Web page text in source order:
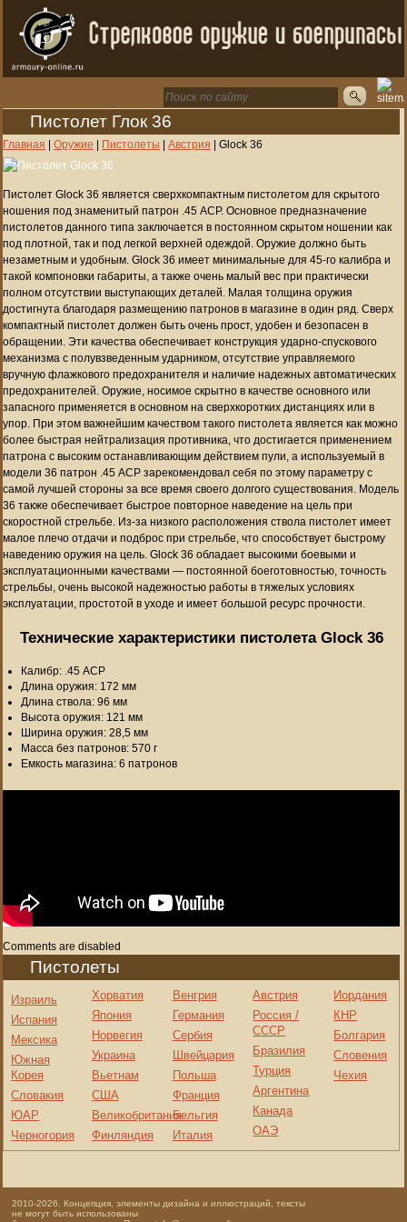
Пистолет Глок 36
Главная | Оружие | Пистолеты | Австрия | Glock 36
Пистолет Glock 36 является сверхкомпактным пистолетом для скрытого
ношения под знаменитый патрон .45 ACP. Основное предназначение
пистолетов данного типа заключается в постоянном скрытом ношении как
под плотной, так и под легкой верхней одеждой. Оружие должно быть
незаметным и удобным. Glock 36 имеет минимальные для 45-го калибра и
такой компоновки габариты, а также очень малый вес при практически
полном отсутствии выступающих деталей. Малая толщина оружия
достигнута благодаря размещению патронов в магазине в один ряд. Сверх
компактный пистолет должен быть очень прост, удобен и безопасен в
обращении. Эти качества обеспечивает конструкция ударно-спускового
механизма с полувзведенным ударником, отсутствие управляемого
вручную флажкового предохранителя и наличие надежных автоматических
предохранителей. Оружие, носимое скрытно в качестве основного или
запасного применяется в основном на сверхкоротких дистанциях или в
упор. При этом важнейшим качеством такого пистолета является как можно
более быстрая нейтрализация противника, что достигается применением
патрона с высоким останавливающим действием пули, а используемый в
модели 36 патрон .45 ACP зарекомендовал себя по этому параметру с
самой лучшей стороны за все время своего долгого существования. Модель
36 также обеспечивает быстрое повторное наведение на цель при
скоростной стрельбе. Из-за низкого расположения ствола пистолет имеет
малое плечо отдачи и подброс при стрельбе, что способствует быстрому
наведению оружия на цель. Glock 36 обладает высокими боевыми и
эксплуатационными качествами — постоянной боеготовностью, точность
стрельбы, очень высокой надежностью работы в тяжелых условиях
эксплуатации, простотой в уходе и имеет большой ресурс прочности.
Технические характеристики пистолета Glock 36
Калибр: .45 ACP
Длина оружия: 172 мм
Длина ствола: 96 мм
Высота оружия: 121 мм
Ширина оружия: 28,5 мм
Масса без патронов: 570 г
Емкость магазина: 6 патронов
Comments are disabled
Пистолеты
Израиль
Испания
Мексика
Южная
Корея
Словакия
ЮАР
Черногория
Хорватия
Япония
Норвегия
Украина
Вьетнам
США
Великобритания
Финляндия
Венгрия
Германия
Сербия
Швейцария
Польша
Франция
Бельгия
Италия
Австрия
Россия /
СССР
Бразилия
Турция
Аргентина
Канада
ОАЭ
Иордания
КНР
Болгария
Словения
Чехия
2010-2026. Концепция, элементы дизайна и иллюстраций, тексты
не могут быть использованы